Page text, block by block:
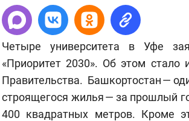
Четыре университета в Уфе
«Приоритет 2030». Об этом стало
Правительства. Башкортостан —
строящегося жилья — за прошлый
400 квадратных метров. Кроме